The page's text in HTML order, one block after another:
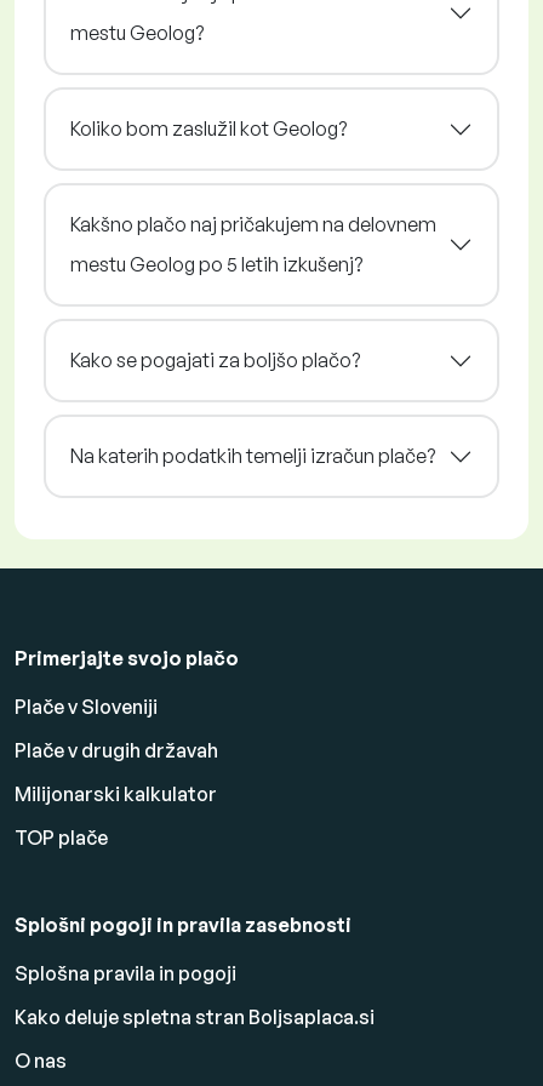
mestu Geolog?
Koliko bom zaslužil kot Geolog?
Kakšno plačo naj pričakujem na delovnem
mestu Geolog po 5 letih izkušenj?
Kako se pogajati za boljšo plačo?
Na katerih podatkih temelji izračun plače?
Primerjajte svojo plačo
Plače v Sloveniji
Plače v drugih državah
Milijonarski kalkulator
TOP plače
Splošni pogoji in pravila zasebnosti
Splošna pravila in pogoji
Kako deluje spletna stran Boljsaplaca.si
O nas